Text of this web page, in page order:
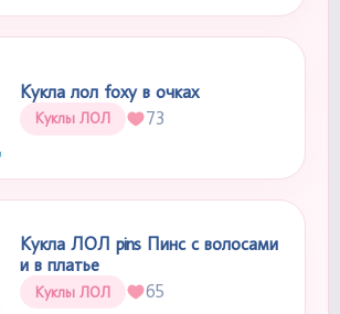
Кукла лол foxy в очках
Куклы ЛОЛ 73
Кукла ЛОЛ pins Пинс с волосами
и в платье
Куклы ЛОЛ 65